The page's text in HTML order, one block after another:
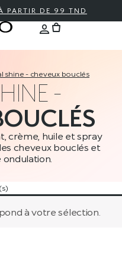
PARTIR DE 99 TND
shine - cheveux bouclés
-
crème, huile et spray
cheveux bouclés et
à votre sélection.